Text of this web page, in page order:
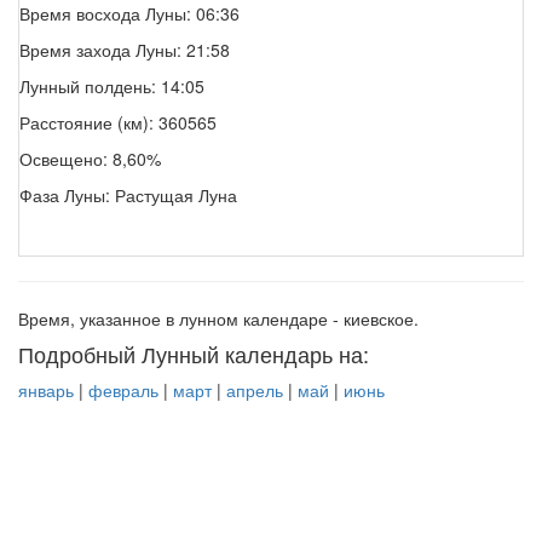
Время восхода Луны: 06:36
Время захода Луны: 21:58
Лунный полдень: 14:05
Расстояние (км): 360565
Освещено: 8,60%
Фаза Луны: Растущая Луна
Время, указанное в лунном календаре - киевское.
Подробный Лунный календарь на:
январь | февраль | март| апрель | май | июнь